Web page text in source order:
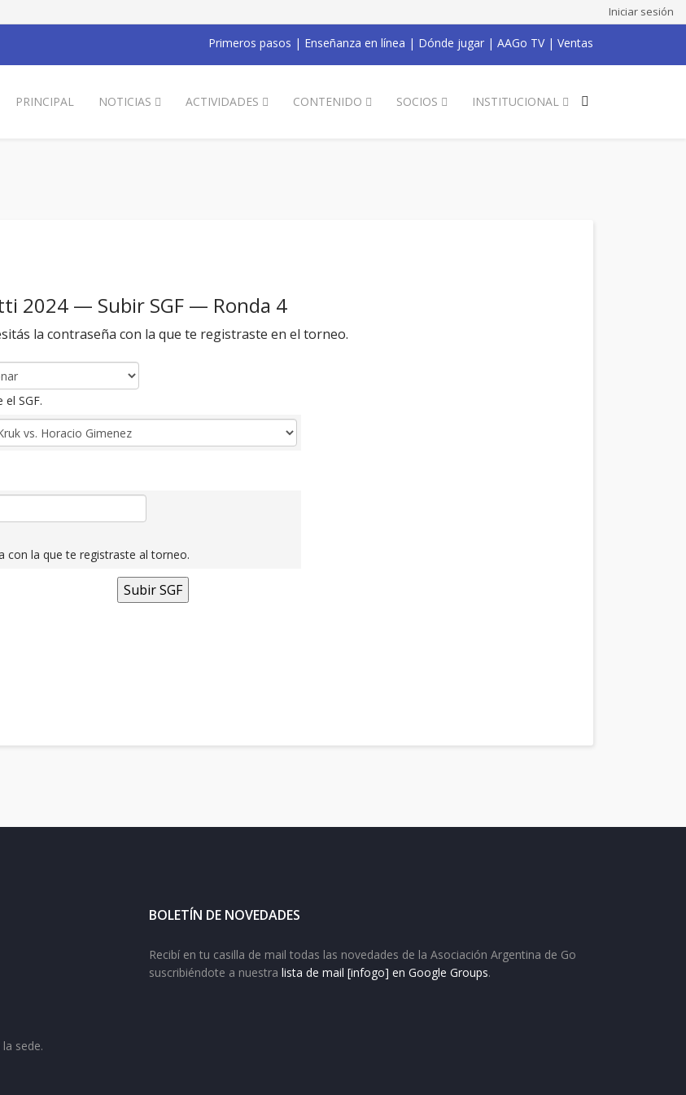
Iniciar sesión
Primeros pasos | Enseñanza en línea | Dónde jugar | AAGo TV| Ventas
PRINCIPAL NOTICIAS ACTIVIDADES CONTENIDO SOCIOS INSTITUCIONAL
2024 — Subir SGF — Ronda 4
la contraseña con la que te registraste en el torneo.
el SGF.
con la que te registraste al torneo.
sede.
BOLETÍN DE NOVEDADES
Recibí en tu casilla de mail todas las novedades de la Asociación Argentina de Go
suscribiéndote a nuestra lista de mail [infogo] en Google Groups.